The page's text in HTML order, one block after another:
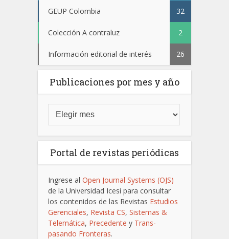
GEUP Colombia 32
Colección A contraluz 2
Información editorial de interés 26
Publicaciones por mes y año
Portal de revistas periódicas
Ingrese al Open Journal Systems (OJS)
de la Universidad Icesi para consultar
los contenidos de las Revistas Estudios
Gerenciales, Revista CS, Sistemas &
Telemática, Precedente y Trans-
pasando Fronteras.